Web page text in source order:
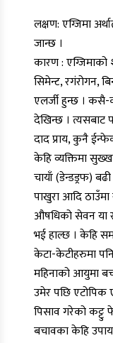
लक्षण: एग्जिमा
जान्छ ।
कारण :
सिमेन्ट, रगंरोगन,
एलर्जी हुन्छ । कसै-
देखिन्छ । त्यसबाट
दाद प्राय, कुनै
केहि व्यक्तिमा
चायाँ (डेन्डड्रफ)
पाखुरा आदि
औषधिको सेवन या
भई हाल्छ । केहि
केटा-केटीहरुमा
महिनाको आयुमा
उमेर पछि एटोपिक
पिसाव गरेको कट्टु
बचावका केहि